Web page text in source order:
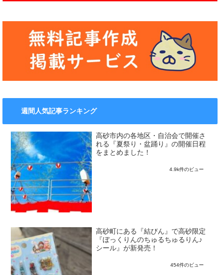
週間人気記事ランキング
高砂市内の各地区・自治会で開催さ
れる『夏祭り・盆踊り』の開催日程
をまとめました！
4.9k件のビュー
高砂町にある『結びん』で高砂限定
『ぼっくりんのちゅるちゅるりん♪
シール』が新発売！
454件のビュー